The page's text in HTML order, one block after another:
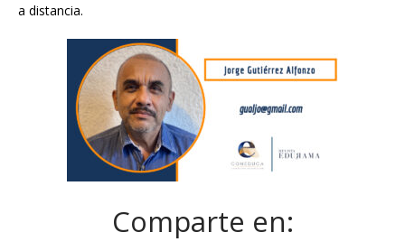
a distancia.
Comparte en: